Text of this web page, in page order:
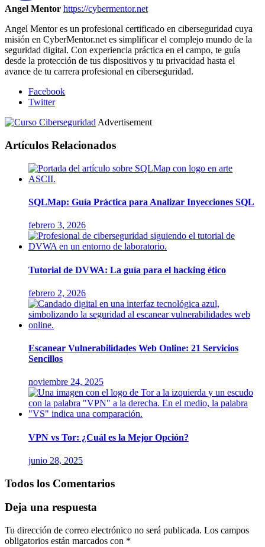
Angel Mentor https://cybermentor.net
Angel Mentor es un profesional certificado en ciberseguridad cuya
misión en CyberMentor.net es simplificar el complejo mundo de la
seguridad digital. Con experiencia práctica en el campo, te guía
desde la protección de tus dispositivos y tu privacidad hasta el
avance de tu carrera profesional en ciberseguridad.
Facebook
Twitter
Advertisement
Artículos Relacionados
SQLMap: Guía Práctica para Analizar Inyecciones SQL
febrero 3, 2026
Tutorial de DVWA: La guía para el hacking ético
febrero 2, 2026
Escanear Vulnerabilidades Web Online: 21 Servicios
Sencillos
noviembre 24, 2025
VPN vs Tor: ¿Cuál es la Mejor Opción?
junio 28, 2025
Todos los Comentarios
Deja una respuesta
Tu dirección de correo electrónico no será publicada. Los campos
obligatorios están marcados con *